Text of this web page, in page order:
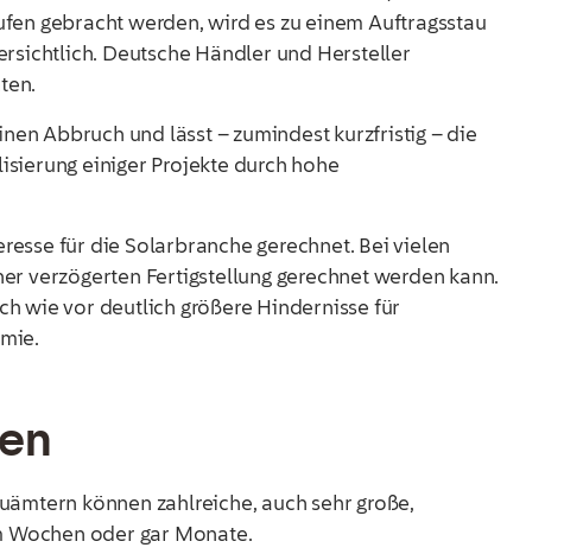
gebracht werden, wird es zu einem Auftragsstau
Deutsche Händler und Hersteller
Abbruch und lässt – zumindest kurzfristig – die
einiger Projekte durch hohe
für die Solarbranche gerechnet. Bei vielen
verzögerten Fertigstellung gerechnet werden kann.
wie vor deutlich größere Hindernisse für
können zahlreiche, auch sehr große,
oder gar Monate.